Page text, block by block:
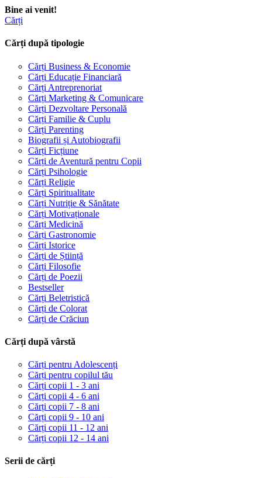
Bine ai venit!
Cărți
Cărți după tipologie
Cărți Business & Economie
Cărți Educație Financiară
Cărți Antreprenoriat
Cărți Marketing & Comunicare
Cărți Dezvoltare Personală
Cărți Familie & Cuplu
Cărți Parenting
Biografii și Autobiografii
Cărți Ficțiune
Cărți de Aventură pentru Copii
Cărți Psihologie
Cărți Religie
Cărți Spiritualitate
Cărți Nutriție & Sănătate
Cărți Motivaționale
Cărți Medicină
Cărți Gastronomie
Cărți Istorice
Cărți de Știință
Cărți Filosofie
Cărți de Poezii
Bestseller
Cărți Beletristică
Cărți de Colorat
Cărți de Crăciun
Cărți după vârstă
Cărți pentru Adolescenți
Cărți pentru copilul tău
Cărți copii 1 - 3 ani
Cărți copii 4 - 6 ani
Cărți copii 7 - 8 ani
Cărți copii 9 - 10 ani
Cărți copii 11 - 12 ani
Cărți copii 12 - 14 ani
Serii de cărți